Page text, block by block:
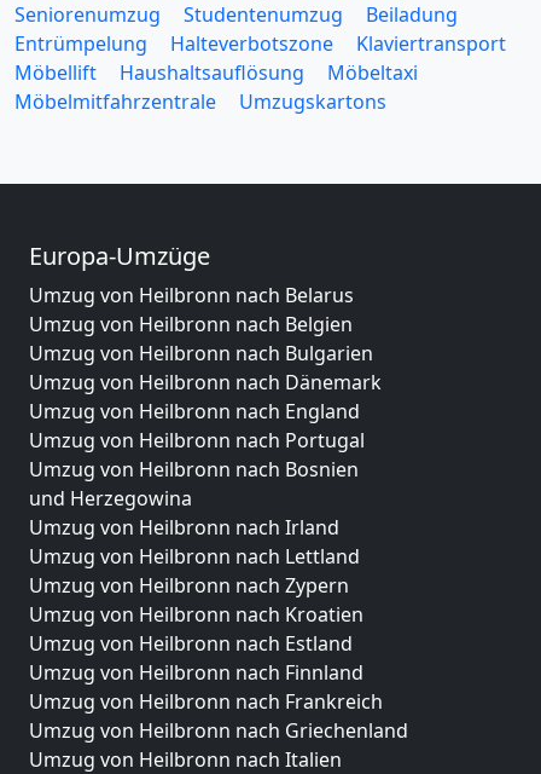
Seniorenumzug
Studentenumzug
Beiladung
Entrümpelung
Halteverbotszone
Klaviertransport
Möbellift
Haushaltsauflösung
Möbeltaxi
Möbelmitfahrzentrale
Umzugskartons
Europa-Umzüge
Umzug von Heilbronn nach Belarus
Umzug von Heilbronn nach Belgien
Umzug von Heilbronn nach Bulgarien
Umzug von Heilbronn nach Dänemark
Umzug von Heilbronn nach England
Umzug von Heilbronn nach Portugal
Umzug von Heilbronn nach Bosnien
und Herzegowina
Umzug von Heilbronn nach Irland
Umzug von Heilbronn nach Lettland
Umzug von Heilbronn nach Zypern
Umzug von Heilbronn nach Kroatien
Umzug von Heilbronn nach Estland
Umzug von Heilbronn nach Finnland
Umzug von Heilbronn nach Frankreich
Umzug von Heilbronn nach Griechenland
Umzug von Heilbronn nach Italien